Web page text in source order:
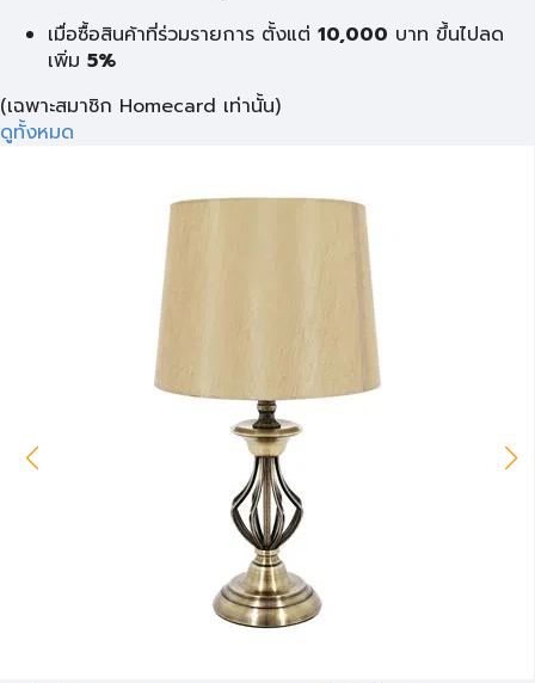
เมื่อซื้อสินค้าที่ร่วมรายการ ตั้งแต่ 10,000 บาท ขึ้นไปลด
เพิ่ม 5%
(เฉพาะสมาชิก Homecard เท่านั้น)
ดูทั้งหมด